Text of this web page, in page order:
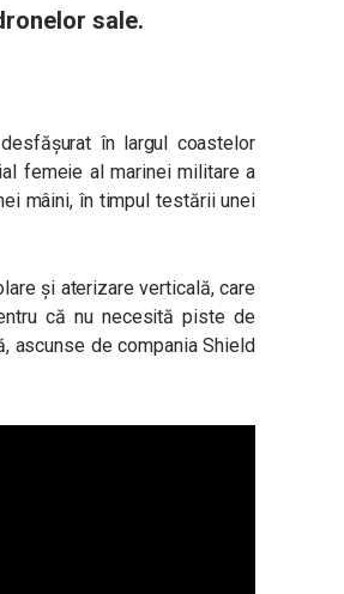
sale.
în largul coastelor
femeie al marinei militare a
mâini, în timpul testării unei
și aterizare verticală, care
că nu necesită piste de
ascunse de compania Shield